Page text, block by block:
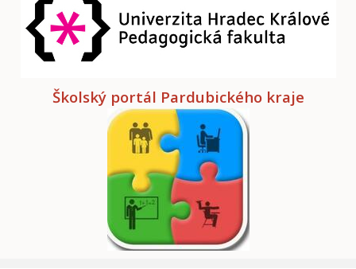
Školský portál Pardubického kraje